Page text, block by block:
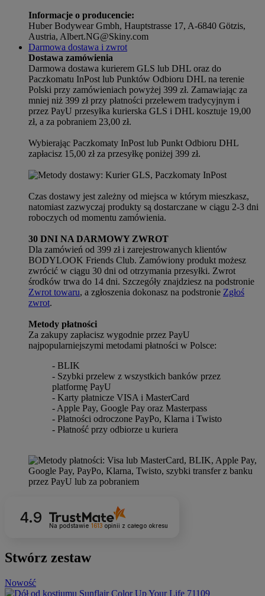
Informacje o producencie:
Huber Bodywear Gmbh, Hauptstrasse 17, A-6840 Götzis,
Austria, Albert.NG@Skiny.com
Darmowa dostawa i zwrot
Dostawa zamówienia
Darmowa dostawa kurierem GLS lub DHL oraz do
Paczkomatu InPost lub Punktów Odbioru DHL na terenie
Polski przy zamówieniach powyżej 399 zł. Zamawiając za
mniej niż 399 zł przy płatności przelewem tradycyjnym i
przez PayU przesyłka kurierska GLS i DHL kosztuje 19,00
zł, a za pobraniem 23,00 zł.
Wybierając Paczkomaty InPost lub Punkt Odbioru DHL
zapłacisz 15,00 zł za przesyłkę poniżej 399 zł.
Czas dostawy jest zależny od miejsca w którym mieszkasz,
natomiast zazwyczaj produkty są dostarczane w ciągu 2-3 dni
roboczych od momentu zamówienia.
30 DNI NA DARMOWY ZWROT
Dla zamówień od 399 zł i zarejestrowanych klientów
BODYLOOK Friends Club. Zamówiony produkt możesz
zwrócić w ciągu 30 dni od otrzymania przesyłki. Zwrot
środków trwa do 14 dni. Szczegóły znajdziesz na podstronie
Zwrot towaru, a zgłoszenia dokonasz na podstronie Zgłoś
zwrot.
Metody płatności
Za zakupy zapłacisz wygodnie przez PayU
najpopularniejszymi metodami płatności w Polsce:
- BLIK
- Szybki przelew z wszystkich banków przez
platformę PayU
- Karty płatnicze VISA i MasterCard
- Apple Pay, Google Pay oraz Masterpass
- Płatności odroczone PayPo, Klarna i Twisto
- Płatność przy odbiorze u kuriera
4.9
Na podstawie 1613opinii z całego okresu
Stwórz zestaw
Nowość